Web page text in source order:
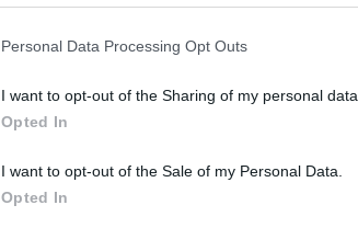
Personal Data Processing Opt Outs
I want to opt-out of the Sharing of my personal data.
Opted In
I want to opt-out of the Sale of my Personal Data.
Opted In